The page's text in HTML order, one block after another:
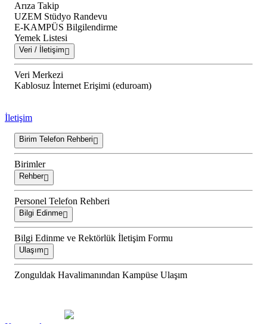
Arıza Takip
UZEM Stüdyo Randevu
E-KAMPÜS Bilgilendirme
Yemek Listesi
Veri / İletişim
Veri Merkezi
Kablosuz İnternet Erişimi (eduroam)
İletişim
Birim Telefon Rehberi
Birimler
Rehber
Personel Telefon Rehberi
Bilgi Edinme
Bilgi Edinme ve Rektörlük İletişim Formu
Ulaşım
Zonguldak Havalimanından Kampüse Ulaşım